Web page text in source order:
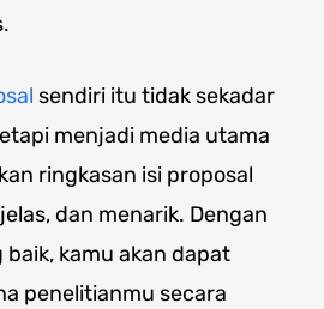
sendiri itu tidak sekadar
menjadi media utama
ringkasan isi proposal
dan menarik. Dengan
baik, kamu akan dapat
penelitianmu secara